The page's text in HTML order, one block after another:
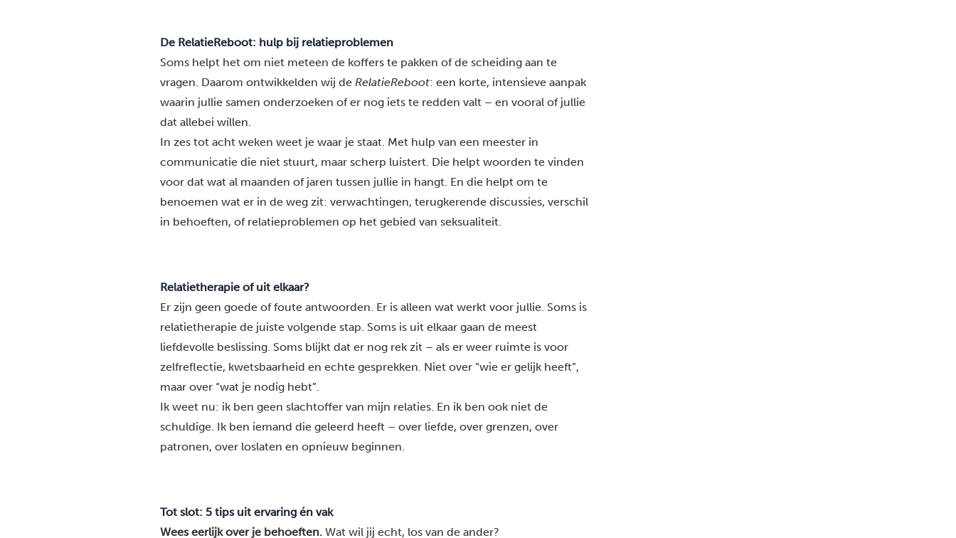
De RelatieReboot: hulp bij relatieproblemen
Soms helpt het om niet meteen de koffers te pakken of de scheiding aan te
vragen. Daarom ontwikkelden wij de RelatieReboot: een korte, intensieve aanpak
waarin jullie samen onderzoeken of er nog iets te redden valt – en vooral of jullie
dat allebei wíllen.
In zes tot acht weken weet je waar je staat. Met hulp van een meester in
communicatie die niet stuurt, maar scherp luistert. Die helpt woorden te vinden
voor dat wat al maanden of jaren tussen jullie in hangt. En die helpt om te
benoemen wat er in de weg zit: verwachtingen, terugkerende discussies, verschil
in behoeften, of relatieproblemen op het gebied van seksualiteit.
Relatietherapie of uit elkaar?
Er zijn geen goede of foute antwoorden. Er is alleen wat werkt voor jullie. Soms is
relatietherapie de juiste volgende stap. Soms is uit elkaar gaan de meest
liefdevolle beslissing. Soms blijkt dat er nog rek zit – als er weer ruimte is voor
zelfreflectie, kwetsbaarheid en echte gesprekken. Niet over “wie er gelijk heeft”,
maar over “wat je nodig hebt”.
Ik weet nu: ik ben geen slachtoffer van mijn relaties. En ik ben ook niet de
schuldige. Ik ben iemand die geleerd heeft – over liefde, over grenzen, over
patronen, over loslaten en opnieuw beginnen.
Tot slot: 5 tips uit ervaring én vak
Wees eerlijk over je behoeften.Wat wil jij echt, los van de ander?